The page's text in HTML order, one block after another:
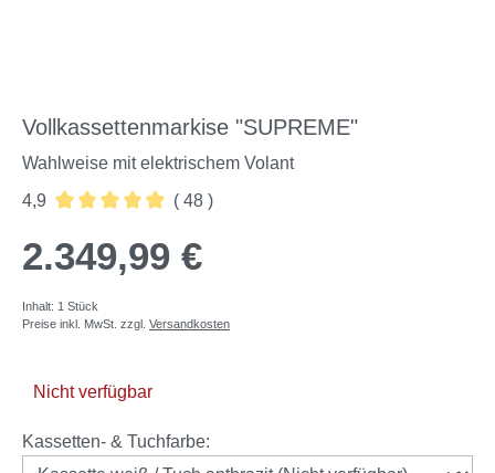
Vollkassettenmarkise "SUPREME"
Wahlweise mit elektrischem Volant
4,9
( 48 )
2.349,99 €
Inhalt: 1 Stück
Preise inkl. MwSt. zzgl. Versandkosten
Nicht verfügbar
Kassetten- & Tuchfarbeauswählen
: